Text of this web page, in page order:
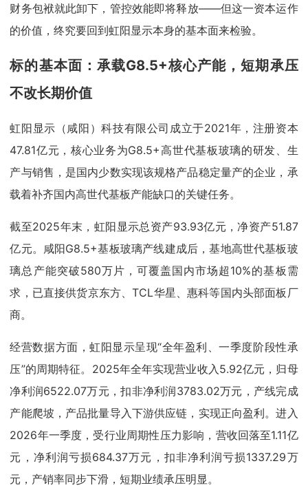
财务包袱就此卸下，管控效能即将释放——但这一资本运作
的价值，终究要回到虹阳显示本身的基本面来检验。
标的基本面：承载G8.5+核心产能，短期承压
不改长期价值
虹阳显示（咸阳）科技有限公司成立于2021年，注册资本
47.81亿元，核心业务为G8.5+高世代基板玻璃的研发、生
产与销售，是国内少数实现该规格产品稳定量产的企业，承
载着补齐国内高世代基板产能缺口的关键任务。
截至2025年末，虹阳显示总资产93.93亿元，净资产51.87
亿元。咸阳G8.5+基板玻璃产线建成后，基地高世代基板玻
璃总产能突破580万片，可覆盖国内市场超10%的基板需
求，已直接供货京东方、TCL华星、惠科等国内头部面板厂
商。
经营数据方面，虹阳显示呈现“全年盈利、一季度阶段性承
压”的周期特征。2025年全年实现营业收入5.92亿元，归母
净利润6522.07万元，扣非净利润3783.02万元，产线完成
产能爬坡，产品批量导入下游供应链，实现正向盈利。进入
2026年一季度，受行业周期性压力影响，营收回落至1.11亿
元，净利润亏损684.37万元，扣非净利润亏损1337.29万
元，产销率同步下滑，短期业绩承压明显。